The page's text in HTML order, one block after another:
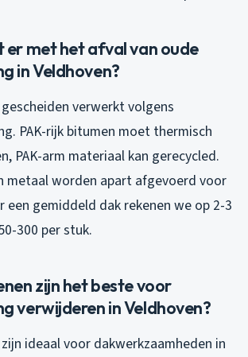
met het afval van oude
in Veldhoven?
verwerkt volgens
PAK-rijk bitumen moet thermisch
PAK-arm materiaal kan gerecycled.
metaal worden apart afgevoerd voor
een gemiddeld dak rekenen we op 2-3
300 per stuk.
zijn het beste voor
verwijderen in Veldhoven?
ideaal voor dakwerkzaamheden in